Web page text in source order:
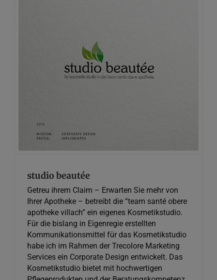
studio beautée
Graphic Design
studio beautée
Getreu ihrem Claim – Erwarten Sie mehr von
Ihrer Apotheke – betreibt die “team santé obere
apotheke villach” ein eigenes Kosmetikstudio.
Für die bislang in Eigenregie erstellten
Kommunikationsmittel für das Kosmetikstudio
habe ich im Rahmen der Trecolore Marketing
Services ein Corporate Design entwickelt. Das
Kosmetikstudio bietet mit hochwertigen